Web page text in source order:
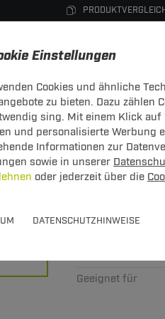
Einstellungen
Cookies und ähnliche
zu bieten. Dazu zählen
sing. Mit einem Klick
und personalisierte Werbung
Informationen zur
sowie in unserer
oder jederzeit über die
DATENSCHUTZHINWEISE
DACHTRÄGER
VW T6
mit
Geeignet für